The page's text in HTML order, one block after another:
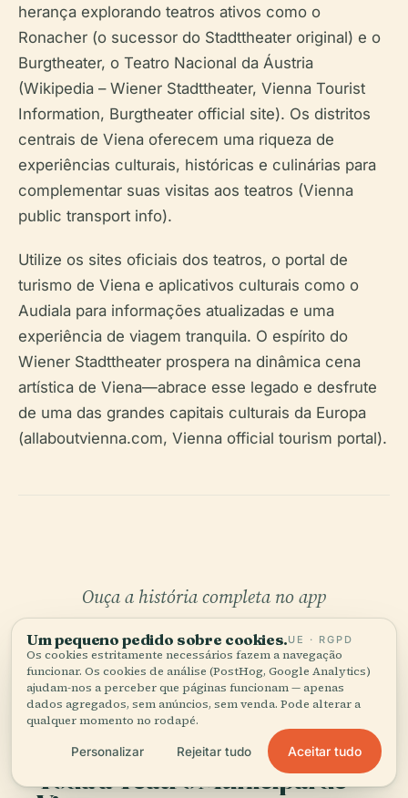
herança explorando teatros ativos como o
Ronacher (o sucessor do Stadttheater original) e o
Burgtheater, o Teatro Nacional da Áustria
(Wikipedia – Wiener Stadttheater, Vienna Tourist
Information, Burgtheater official site). Os distritos
centrais de Viena oferecem uma riqueza de
experiências culturais, históricas e culinárias para
complementar suas visitas aos teatros (Vienna
public transport info).
Utilize os sites oficiais dos teatros, o portal de
turismo de Viena e aplicativos culturais como o
Audiala para informações atualizadas e uma
experiência de viagem tranquila. O espírito do
Wiener Stadttheater prospera na dinâmica cena
artística de Viena—abrace esse legado e desfrute
de uma das grandes capitais culturais da Europa
(allaboutvienna.com, Vienna official tourism portal).
Ouça a história completa no app
Toda a Teatro Municipal de
Um pequeno pedido sobre cookies.UE · RGPD
Os cookies estritamente necessários fazem a navegação
funcionar. Os cookies de análise (PostHog, Google Analytics)
ajudam-nos a perceber que páginas funcionam — apenas
dados agregados, sem anúncios, sem venda. Pode alterar a
qualquer momento no rodapé.
Personalizar Rejeitar tudo Aceitar tudo